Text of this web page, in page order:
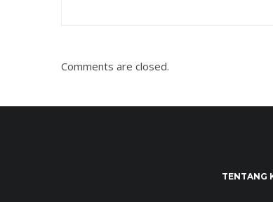
Comments are closed.
TENTANG